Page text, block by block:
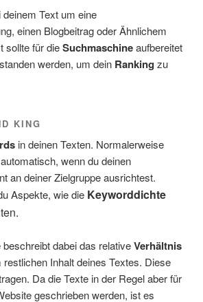
Text um eine
einen Blogbeitrag oder Ähnlichem
sollte für dieSuchmaschineaufbereitet
werden, um dein Ranking zu
KING
in deinen Texten. Normalerweise
wenn du deinen
an deiner Zielgruppe ausrichtest.
Aspekte, wie die Keyworddichte
dabei das relativeVerhältnis
Inhalt deines Textes. Diese
Da die Texte in der Regel aber für
geschrieben werden, ist es